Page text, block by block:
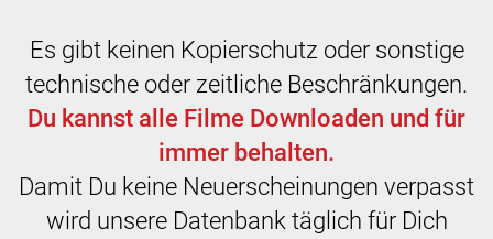
Es gibt keinen Kopierschutz oder sonstige
technische oder zeitliche Beschränkungen.
Du kannst alle Filme Downloaden und für
immer behalten.
Damit Du keine Neuerscheinungen verpasst
wird unsere Datenbank täglich für Dich